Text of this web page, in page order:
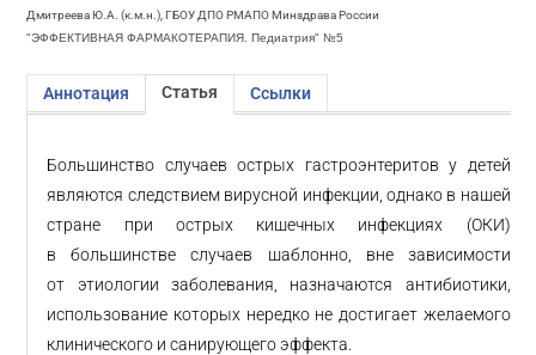
Дмитреева Ю.А. (к.м.н.), ГБОУ ДПО РМАПО Минздрава России
"ЭФФЕКТИВНАЯ ФАРМАКОТЕРАПИЯ. Педиатрия" №5
Аннотация Статья Ссылки
Большинство случаев острых гастроэнтеритов у детей
являются следствием вирусной инфекции, однако в нашей
стране при острых кишечных инфекциях (ОКИ)
в большинстве случаев шаблонно, вне зависимости
от этиологии заболевания, назначаются антибиотики,
использование которых нередко не достигает желаемого
клинического и санирующего эффекта.